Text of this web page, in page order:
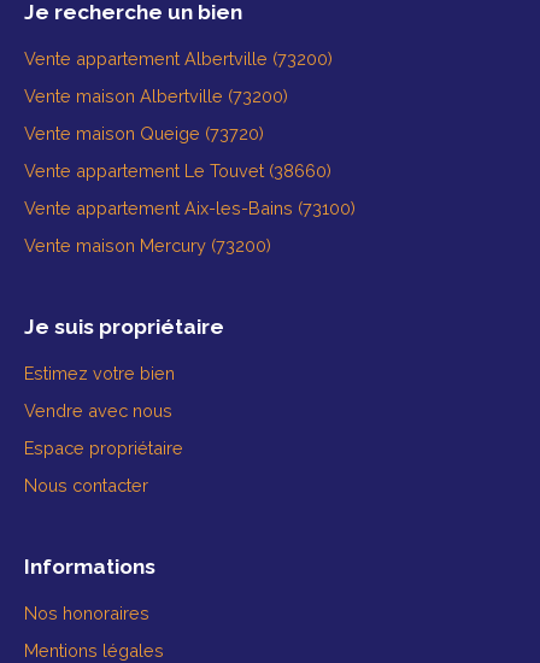
Je recherche un bien
Vente appartement Albertville (73200)
Vente maison Albertville (73200)
Vente maison Queige (73720)
Vente appartement Le Touvet (38660)
Vente appartement Aix-les-Bains (73100)
Vente maison Mercury (73200)
Je suis propriétaire
Estimez votre bien
Vendre avec nous
Espace propriétaire
Nous contacter
Informations
Nos honoraires
Mentions légales